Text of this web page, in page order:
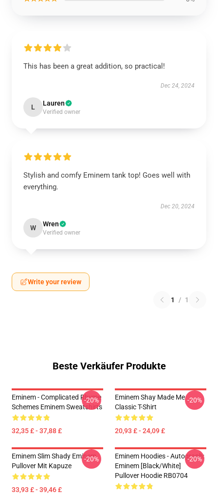
This has been a great addition, so practical!
Dec 24, 2024
L Lauren
Verified owner
Stylish and comfy Eminem tank top! Goes well with
everything.
Dec 20, 2024
W Wren
Verified owner
Write your review
1 / 1
Beste Verkäufer Produkte
Eminem - Complicated Rhyme
Schemes Eminem Sweatshirts
32,35 £ - 37,88 £
-20%
Eminem Shay Made Me
Classic T-Shirt
20,93 £ - 24,09 £
-20%
Eminem Slim Shady Eminem
Pullover Mit Kapuze
33,93 £ - 39,46 £
-20%
Eminem Hoodies - Autograph:
Eminem [Black/White]
Pullover Hoodie RB0704
-20%